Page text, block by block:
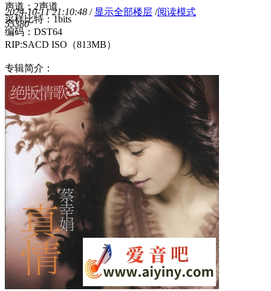
2024-10-11 21:10:48 / 显示全部楼层 /阅读模式
55380
声道：2声道
采样比特：1bits
编码：DST64
RIP:SACD ISO（813MB）
专辑简介：